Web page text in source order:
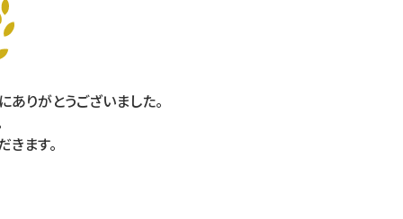
ありがとうございました。
ます。